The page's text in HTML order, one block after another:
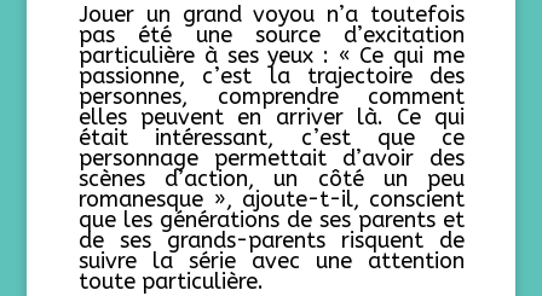
Jouer un grand voyou n’a toutefois
pas été une source d’excitation
particulière à ses yeux : « Ce qui me
passionne, c’est la trajectoire des
personnes, comprendre comment
elles peuvent en arriver là. Ce qui
était intéressant, c’est que ce
personnage permettait d’avoir des
scènes d’action, un côté un peu
romanesque », ajoute-t-il, conscient
que les générations de ses parents et
de ses grands-parents risquent de
suivre la série avec une attention
toute particulière.